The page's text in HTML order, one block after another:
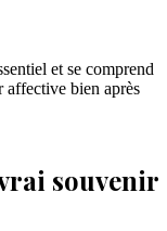
et se comprend
affective bien après
souvenir